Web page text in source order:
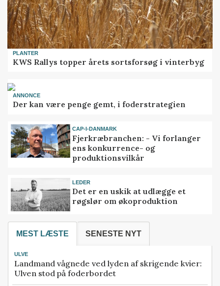
PLANTER
KWS Rallys topper årets sortsforsøg i vinterbyg
ANNONCE
Der kan være penge gemt, i foderstrategien
CAP-I-DANMARK
Fjerkræbranchen: - Vi forlanger
ens konkurrence- og
produktionsvilkår
LEDER
Det er en uskik at udlægge et
røgslør om økoproduktion
MEST LÆSTE SENESTE NYT
ULVE
Landmand vågnede ved lyden af skrigende kvier:
Ulven stod på foderbordet